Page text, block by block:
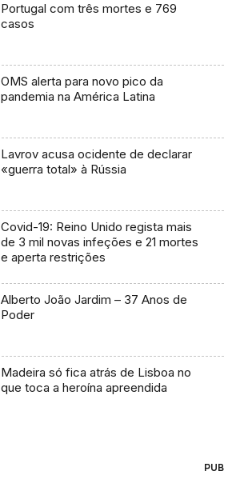
Portugal com três mortes e 769
casos
OMS alerta para novo pico da
pandemia na América Latina
Lavrov acusa ocidente de declarar
«guerra total» à Rússia
Covid-19: Reino Unido regista mais
de 3 mil novas infeções e 21 mortes
e aperta restrições
Alberto João Jardim – 37 Anos de
Poder
Madeira só fica atrás de Lisboa no
que toca a heroína apreendida
PUB